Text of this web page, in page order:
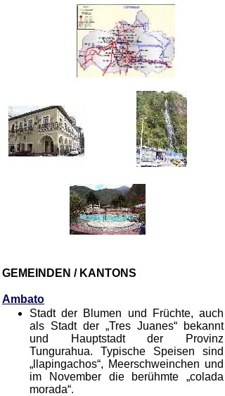
GEMEINDEN / KANTONS
Ambato
Stadt der Blumen und Früchte, auch
als Stadt der „Tres Juanes“ bekannt
und Hauptstadt der Provinz
Tungurahua. Typische Speisen sind
„llapingachos“, Meerschweinchen und
im November die berühmte „colada
morada“.